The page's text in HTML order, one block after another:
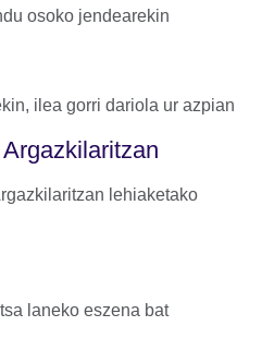
osoko jendearekin
lehiaketako